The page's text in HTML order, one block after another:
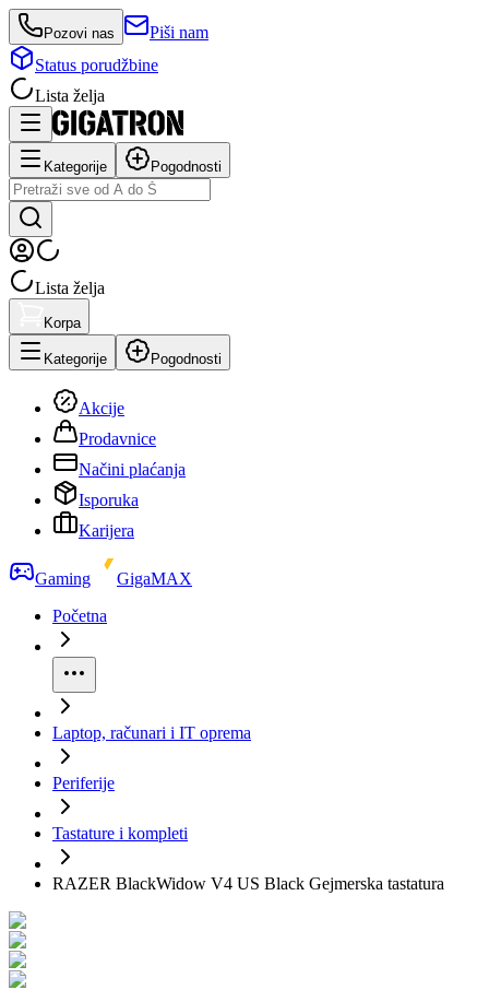
Pozovi nas
Piši nam
Status porudžbine
Lista želja
Kategorije Pogodnosti
Lista želja
Korpa
Kategorije Pogodnosti
Akcije
Prodavnice
Načini plaćanja
Isporuka
Karijera
Gaming
GigaMAX
Početna
Laptop, računari i IT oprema
Periferije
Tastature i kompleti
RAZER BlackWidow V4 US Black Gejmerska tastatura